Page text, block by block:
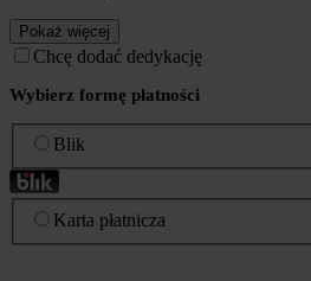
Pokaż więcej
Chcę dodać dedykację
Wybierz formę płatności
Blik
Karta płatnicza